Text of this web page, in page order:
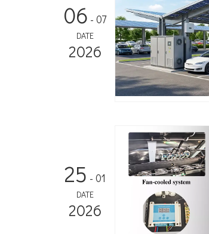
06 - 07
DATE
2026
25 - 01
DATE
2026